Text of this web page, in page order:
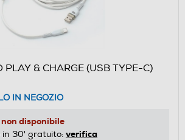
PLAY & CHARGE (USB TYPE-C)
IN NEGOZIO
non disponibile
in 30' gratuito: verifica